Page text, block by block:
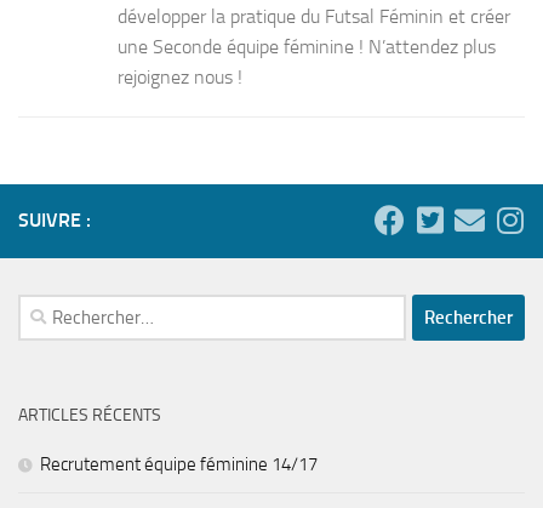
développer la pratique du Futsal Féminin et créer
une Seconde équipe féminine ! N’attendez plus
rejoignez nous !
SUIVRE :
Rechercher :
ARTICLES RÉCENTS
Recrutement équipe féminine 14/17